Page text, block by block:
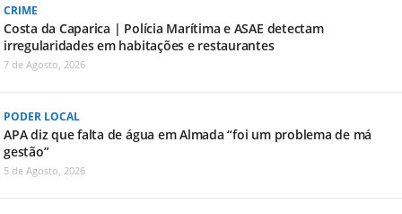
CRIME
Costa da Caparica | Polícia Marítima e ASAE detectam
irregularidades em habitações e restaurantes
7 de Agosto, 2026
PODER LOCAL
APA diz que falta de água em Almada “foi um problema de má
gestão”
5 de Agosto, 2026